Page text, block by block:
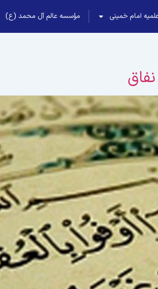
امام خمینی مؤسسه عالم آل محمد (ع)